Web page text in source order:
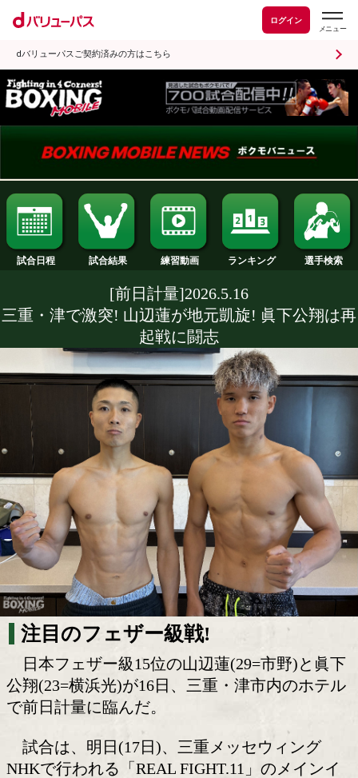
ログイン
dバリューパスご契約済みの方はこちら
試合日程 試合結果 練習動画 ランキング
[前日計量]2026.5.16
三重・津で激突! 山辺蓮が地元凱旋! 眞下
起戦に闘志
注目のフェザー級戦!